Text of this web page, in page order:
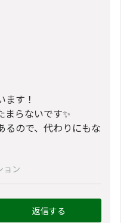
す！
まらないです✨
るので、代わりにもな
ョン
返信する